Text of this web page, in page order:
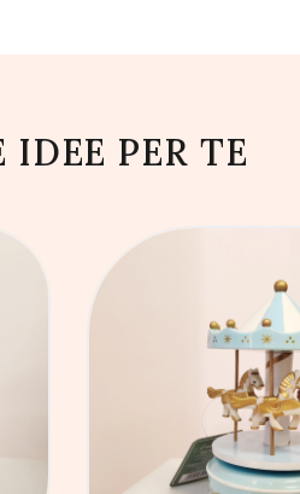
IDEE PER TE
AGGIUNGI AL